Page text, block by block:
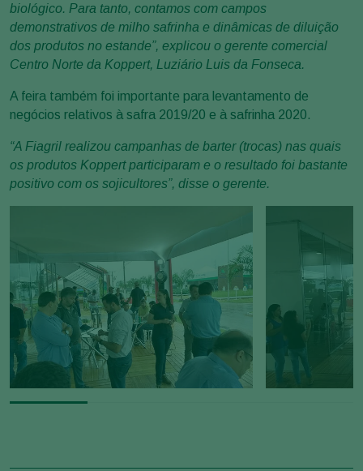
biológico. Para tanto, contamos com campos
demonstrativos de milho safrinha e dinâmicas de diluição
dos produtos no estande”, explicou o gerente comercial
Centro Norte da Koppert, Luziário Luis da Fonseca.
A feira também foi importante para levantamento de
negócios relativos à safra 2019/20 e à safrinha 2020.
“A Fiagril realizou campanhas de barter (trocas) nas quais
os produtos Koppert participaram e o resultado foi bastante
positivo com os sojicultores”, disse o gerente.